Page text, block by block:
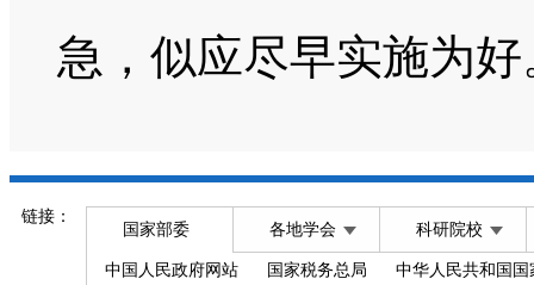
急，似应尽早实施为好
链接：
国家部委 各地学会 科研院校
中国人民政府网站 国家税务总局 中华人民共和国